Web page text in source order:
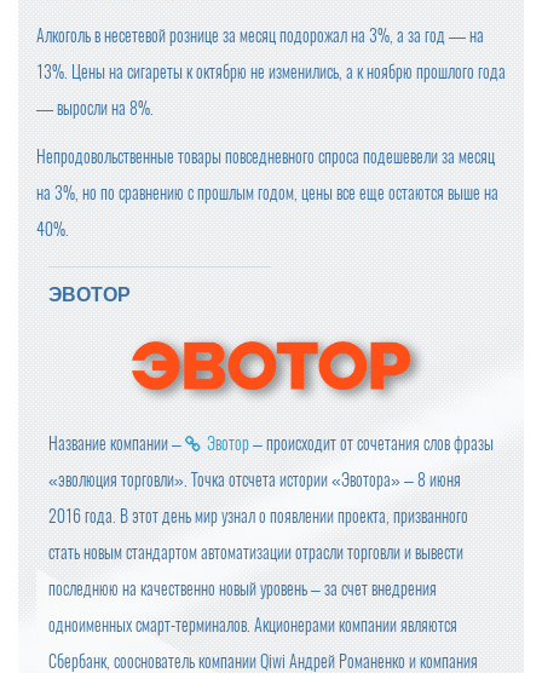
Алкоголь в несетевой рознице за месяц подорожал на 3%, а за год ― на
13%. Цены на сигареты к октябрю не изменились, а к ноябрю прошлого года
― выросли на 8%.
Непродовольственные товары повседневного спроса подешевели за месяц
на 3%, но по сравнению с прошлым годом, цены все еще остаются выше на
40%.
ЭВОТОР
Название компании – Эвотор– происходит от сочетания слов фразы
«эволюция торговли». Точка отсчета истории «Эвотора» – 8 июня
2016 года. В этот день мир узнал о появлении проекта, призванного
стать новым стандартом автоматизации отрасли торговли и вывести
последнюю на качественно новый уровень – за счет внедрения
одноименных смарт-терминалов. Акционерами компании являются
Сбербанк, сооснователь компании Qiwi Андрей Романенко и компания